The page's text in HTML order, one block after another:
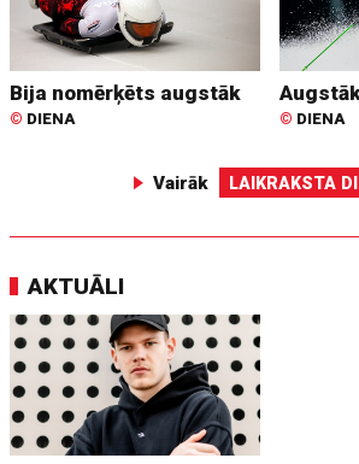
Bija nomērķēts augstāk
© DIENA © DIENA
Vairāk LAIKRAKSTA
AKTUĀLI